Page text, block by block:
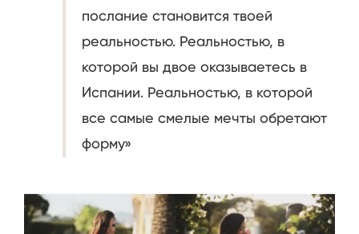
послание становится твоей
реальностью. Реальностью, в
которой вы двое оказываетесь в
Испании. Реальностью, в которой
все самые смелые мечты обретают
форму»